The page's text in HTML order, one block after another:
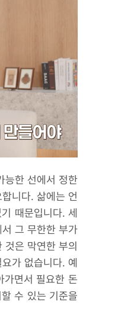
능한 선에서 정한
니다. 삶에는 언
때문입니다. 세
그 무한한 부가
은 막연한 부의
가 없습니다. 예
가면서 필요한 돈
수 있는 기준을